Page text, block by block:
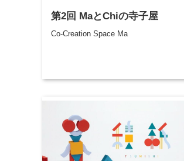
第2回 MaとChiの寺子屋
Co-Creation Space Ma